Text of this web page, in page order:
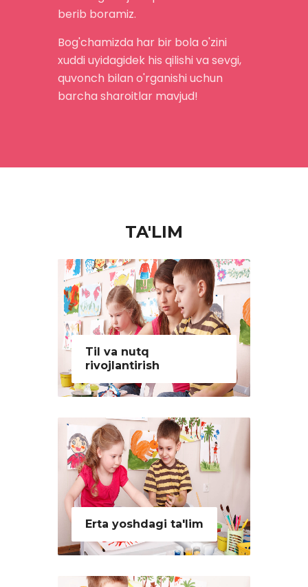
berib boramiz.
Bog'chamizda har bir bola o'zini
xuddi uyidagidek his qilishi va sevgi,
quvonch bilan o'rganishi uchun
barcha sharoitlar mavjud!
TA'LIM
Til va nutq
rivojlantirish
Erta yoshdagi ta'lim